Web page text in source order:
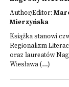
Author/Editor:
Mierzyńska
Książka stanowi
Regionalizm
oraz laureatów
Wiesława (...)